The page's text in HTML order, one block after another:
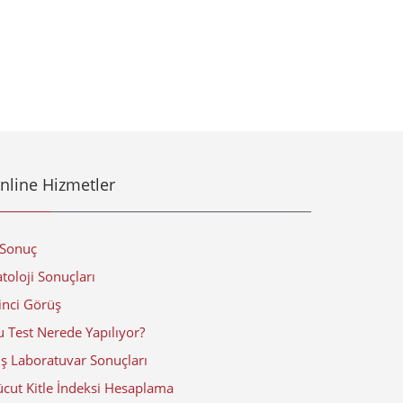
Hizmetler
Sonuçları
Görüş
Test Nerede Yapılıyor?
Laboratuvar Sonuçları
Kitle İndeksi Hesaplama